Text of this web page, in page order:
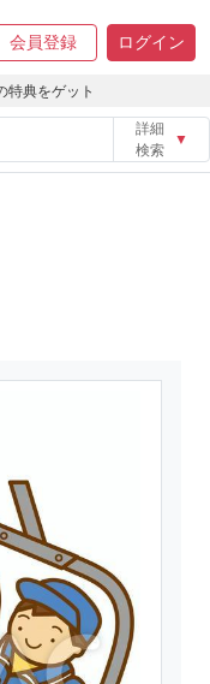
会員登録 ログイン
特典をゲット
詳細
検索
▼